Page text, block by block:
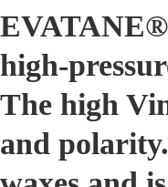
EVATANE®
high-
The high
and